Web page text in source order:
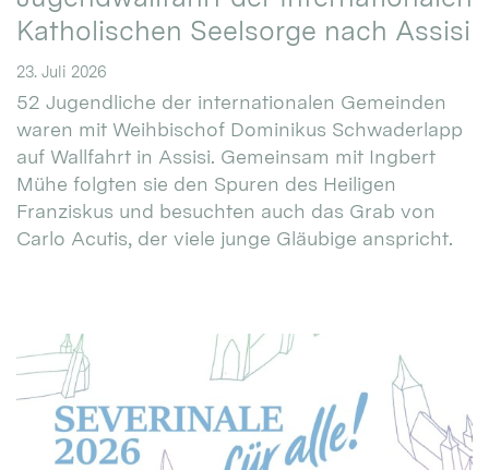
Katholischen Seelsorge nach Assisi
23. Juli 2026
52 Jugendliche der internationalen Gemeinden
waren mit Weihbischof Dominikus Schwaderlapp
auf Wallfahrt in Assisi. Gemeinsam mit Ingbert
Mühe folgten sie den Spuren des Heiligen
Franziskus und besuchten auch das Grab von
Carlo Acutis, der viele junge Gläubige anspricht.